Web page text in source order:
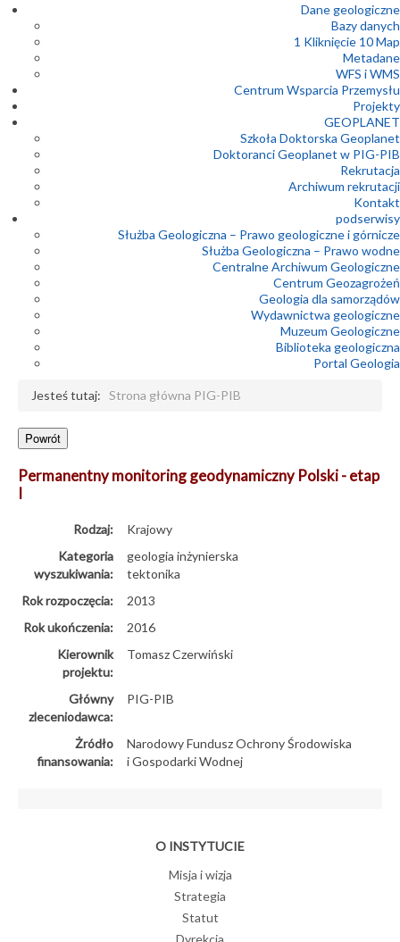
Dane geologiczne
Bazy danych
1 Kliknięcie 10 Map
Metadane
WFS i WMS
Centrum Wsparcia Przemysłu
Projekty
GEOPLANET
Szkoła Doktorska Geoplanet
Doktoranci Geoplanet w PIG-PIB
Rekrutacja
Archiwum rekrutacji
Kontakt
podserwisy
Służba Geologiczna – Prawo geologiczne i górnicze
Służba Geologiczna – Prawo wodne
Centralne Archiwum Geologiczne
Centrum Geozagrożeń
Geologia dla samorządów
Wydawnictwa geologiczne
Muzeum Geologiczne
Biblioteka geologiczna
Portal Geologia
Jesteś tutaj: Strona główna PIG-PIB
Permanentny monitoring geodynamiczny Polski - etap
I
Rodzaj:
Krajowy
Kategoria
wyszukiwania:
geologia inżynierska
tektonika
Rok rozpoczęcia:
2013
Rok ukończenia:
2016
Kierownik
projektu:
Tomasz Czerwiński
Główny
zleceniodawca:
PIG-PIB
Żródło
finansowania:
Narodowy Fundusz Ochrony Środowiska
i Gospodarki Wodnej
O INSTYTUCIE
Misja i wizja
Strategia
Statut